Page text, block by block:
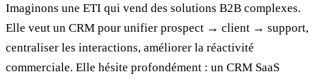
Imaginons une ETI qui vend des solutions B2B complexes.
Elle veut un CRM pour unifier prospect → client → support,
centraliser les interactions, améliorer la réactivité
commerciale. Elle hésite profondément : un CRM SaaS